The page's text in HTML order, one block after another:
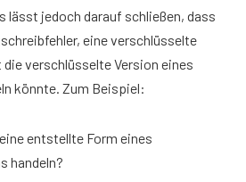
lässt jedoch darauf schließen, dass
eine verschlüsselte
verschlüsselte Version eines
könnte. Zum Beispiel:
entstellte Form eines
handeln?